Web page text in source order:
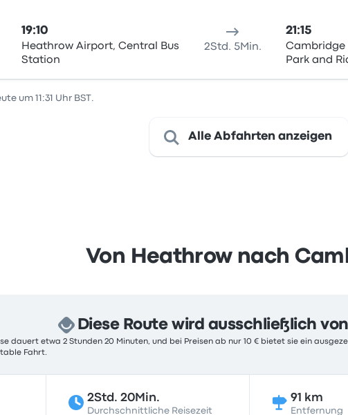
19:10
Heathrow Airport, Central Bus
Station
2Std. 5Min.
21:15
Cambridge
Park and
um 11:31 Uhr BST.
Alle Abfahrten anzeigen
Von Heathrow nach
Diese Route wird ausschließlich
dauert etwa 2 Stunden 20 Minuten, und bei Preisen ab nur 10 € bietet sie ein
Fahrt.
2Std. 20Min.
Durchschnittliche Reisezeit
91 km
Entfernung